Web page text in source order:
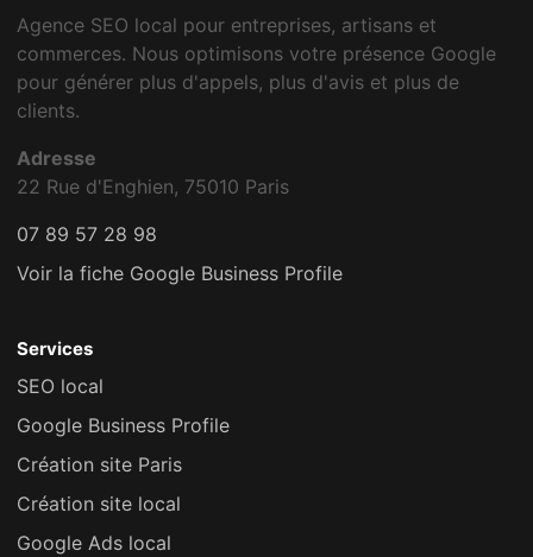
Agence SEO local pour entreprises, artisans et
commerces. Nous optimisons votre présence Google
pour générer plus d'appels, plus d'avis et plus de
clients.
Adresse
22 Rue d'Enghien, 75010 Paris
07 89 57 28 98
Voir la fiche Google Business Profile
Services
SEO local
Google Business Profile
Création site Paris
Création site local
Google Ads local